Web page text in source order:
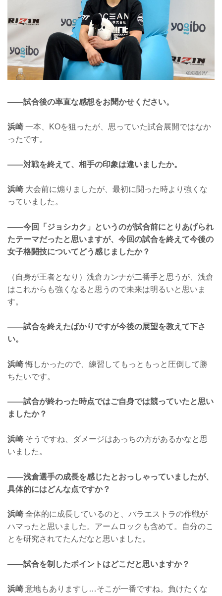
——試合後の率直な感想をお聞かせください。
浜崎 一本、KOを狙ったが、思っていた試合展開ではなか
ったです。
——対戦を終えて、相手の印象は違いましたか。
浜崎 大会前に煽りましたが、最初に闘った時より強くな
っていました。
——今回「ジョシカク」というのが試合前にとりあげられ
たテーマだったと思いますが、今回の試合を終えて今後の
女子格闘技についてどう感じましたか？
（自身が王者となり）浅倉カンナが二番手と思うが、浅倉
はこれからも強くなると思うので未来は明るいと思いま
す。
——試合を終えたばかりですが今後の展望を教えて下さ
い。
浜崎悔しかったので、練習してもっともっと圧倒して勝
ちたいです。
——試合が終わった時点ではご自身では競っていたと思い
ましたか？
浜崎 そうですね、ダメージはあっちの方があるかなと思
いました。
——浅倉選手の成長を感じたとおっしゃっていましたが、
具体的にはどんな点ですか？
浜崎 全体的に成長しているのと、パラエストラの作戦が
ハマったと思いました。アームロックも含めて。自分のこ
とを研究されてたんだなと思いました。
——試合を制したポイントはどこだと思いますか？
浜崎 意地もありますし…そこが一番ですね。負けたくな